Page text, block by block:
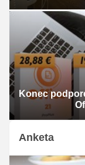
Konec
Anketa